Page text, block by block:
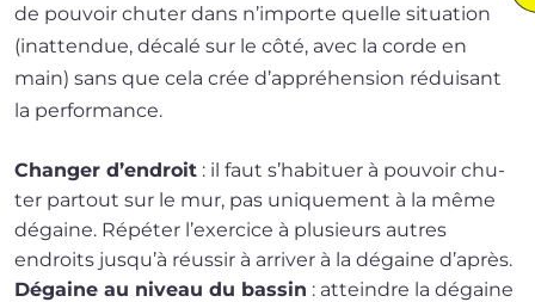
de pou­voir chu­ter dans n’im­porte quelle situa­tion
(inat­ten­due, déca­lé sur le côté, avec la corde en
main) sans que cela crée d’ap­pré­hen­sion rédui­sant
la performance.
Changer d’en­droit : il faut s’ha­bi­tuer à pou­voir chu­
ter par­tout sur le mur, pas uni­que­ment à la même
dégaine. Répéter l’exer­cice à plu­sieurs autres
endroits jus­qu’à réus­sir à arri­ver à la dégaine d’après.
Dégaine au niveau du bas­sin : atteindre la dégaine